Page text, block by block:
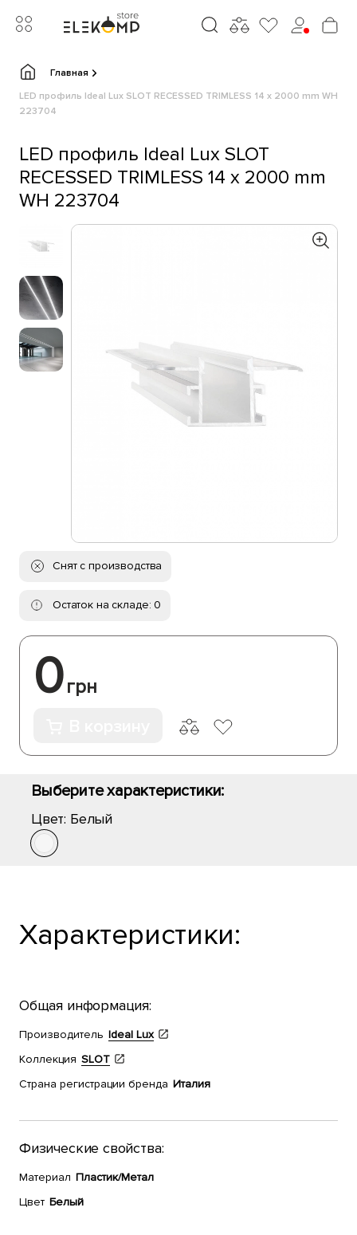
Главная
LED профиль Ideal Lux SLOT RECESSED TRIMLESS 14 x 2000 mm WH
223704
LED профиль Ideal Lux SLOT
RECESSED TRIMLESS 14 x 2000 mm
WH 223704
Снят с производства
Остаток на складе: 0
0грн
Выберите характеристики:
Цвет: Белый
Характеристики:
Общая информация:
Производитель Ideal Lux
Коллекция SLOT
Страна регистрации бренда Италия
Физические свойства:
Материал Пластик/Метал
Цвет Белый